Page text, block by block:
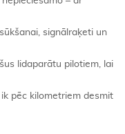
signālraķeti un
lidaparātu pilotiem, lai
pēc kilometriem desmit